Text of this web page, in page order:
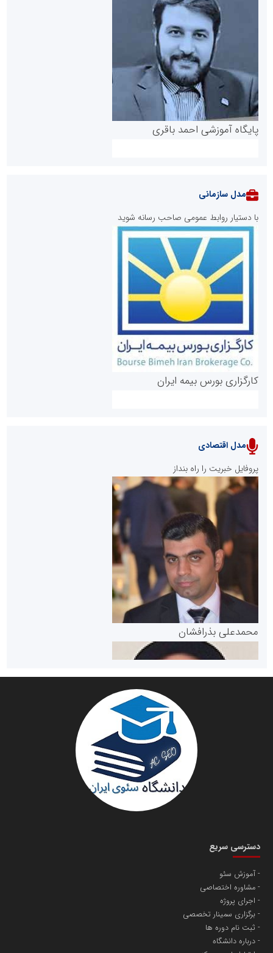
پایگاه آموزشی احمد باقری
روابط عمومی خبرگزاری گزارش خبر
پایگاه خبری نهضت ملی مسکن
پایگاه خبری گفتمان یزد
دانشگاه سئوی ایران
مدل سازمانی
با دستیار روابط عمومی صاحب رسانه شوید
کارگزاری بورس بیمه ایران
سازمان بورس و اوراق بهادار
مرجع اخبار موثق در بازارسرمایه
سازمان صنعت،معدن و تجارت
آهن و فولاد غدیر ایرانیان
تامین آهن اسفنجی تولیدکنندگان فولاد در کشور
مدل اقتصادی
پروفایل خبریت را راه بنداز
محمدعلی بذرافشان
مریم حاج نوروز نظری
دسترسی سریع
آموزش سئو
مشاوره اختصاصی
اجرای پروژه
برگزاری سمینار تخصصی
ثبت نام دوره ها
درباره دانشگاه